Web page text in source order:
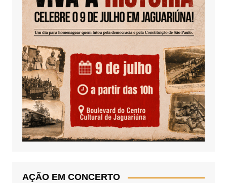
AÇÃO EM CONCERTO